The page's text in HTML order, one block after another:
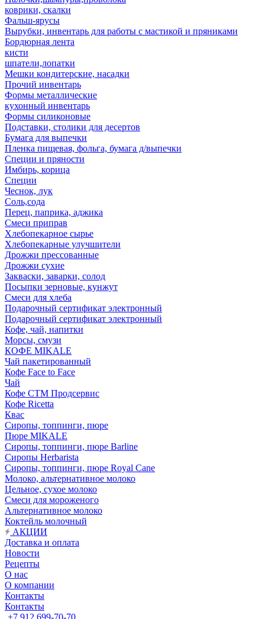
коврики, скалки
Фальш-ярусы
Вырубки, инвентарь для работы с мастикой и пряниками
Бордюрная лента
кисти
шпатели,лопатки
Мешки кондитерские, насадки
Прочий инвентарь
Формы металлические
кухонный инвентарь
Формы силиконовые
Подставки, столики для десертов
Бумага для выпечки
Пленка пищевая, фольга, бумага д/выпечки
Специи и пряности
Имбирь, корица
Специи
Чеснок, лук
Соль,сода
Перец, паприка, аджика
Смеси приправ
Хлебопекарное сырье
Хлебопекарные улучшители
Дрожжи прессованные
Дрожжи сухие
Закваски, заварки, солод
Посыпки зерновые, кунжут
Смеси для хлеба
Подарочный сертификат электронный
Подарочный сертификат электронный
Кофе, чай, напитки
Морсы, смузи
КОФЕ MIKALE
Чай пакетированный
Кофе Face to Face
Чай
Кофе СТМ Продсервис
Кофе Ricetta
Квас
Сиропы, топпинги, пюре
Пюре MIKALE
Сиропы, топпинги, пюре Barline
Сиропы Herbarista
Сиропы, топпинги, пюре Royal Cane
Молоко, альтернативное молоко
Цельное, сухое молоко
Смеси для мороженого
Альтернативное молоко
Коктейль молочный
АКЦИИ
Доставка и оплата
Новости
Рецепты
О нас
О компании
Контакты
Контакты
+7 912 699-70-70